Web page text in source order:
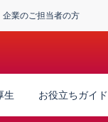
企業のご担当者の方
生 お役立ちガイド